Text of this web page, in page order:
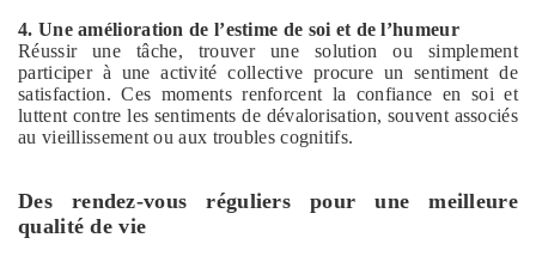
4. Une amélioration de l’estime de soi et de l’humeur
Réussir une tâche, trouver une solution ou simplement
participer à une activité collective procure un sentiment de
satisfaction. Ces moments renforcent la confiance en soi et
luttent contre les sentiments de dévalorisation, souvent associés
au vieillissement ou aux troubles cognitifs.
Des rendez-vous réguliers pour une meilleure
qualité de vie